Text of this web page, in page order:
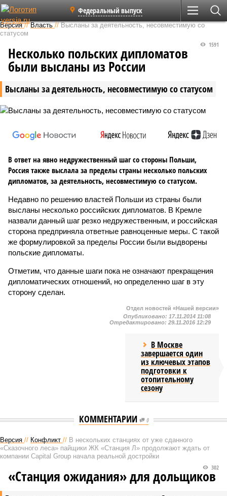
Федеральный выпуск
Версия //Власть //Высланы за деятельность, несовместимую со
статусом
Высланы за деятельность, несовместимую со статусом
1591
Несколько польских дипломатов
были высланы из России
В ответ на явно недружественный шаг со стороны Польши,
Россия также выслала за пределы страны несколько польских
дипломатов, за деятельность, несовместимую со статусом.
Недавно по решению властей Польши из страны были
высланы несколько российских дипломатов. В Кремле
назвали данный шаг резко недружественным, и российская
сторона предприняла ответные равноценные меры. С такой
же формулировкой за пределы России были выдворены
польские дипломаты.
Отметим, что данные шаги пока не означают прекращения
дипломатических отношений, но определенно шаг в эту
сторону сделан.
Отдел новостей «Нашей версии»
Опубликовано: 17.11.2014 11:08
Отредактировано: 29.11.2016 12:29
В Москве
завершается один
из ключевых этапов
подготовки к
отопительному
сезону
КОММЕНТАРИИ 0
Версия // Конфликт // В нескольких станциях от уже сданного
«Сказочного леса» пайщики ЖК «Станция Л» продолжают ждать от
компании Capital Group начала реальной достройки
302
«Станция ожидания» для дольщиков